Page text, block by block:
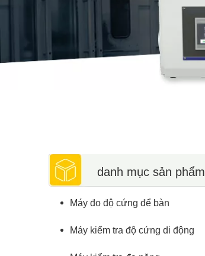
danh mục sản phẩm
Máy đo độ cứng để bàn
Máy kiểm tra độ cứng di động